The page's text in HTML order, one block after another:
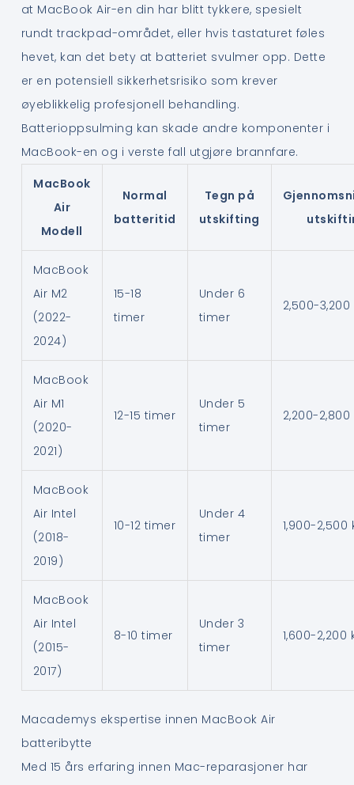
at MacBook Air-en din har blitt tykkere, spesielt
rundt trackpad-området, eller hvis tastaturet føles
hevet, kan det bety at batteriet svulmer opp. Dette
er en potensiell sikkerhetsrisiko som krever
øyeblikkelig profesjonell behandling.
Batterioppsulming kan skade andre komponenter i
MacBook-en og i verste fall utgjøre brannfare.
MacBook
Air
Modell
Normal
batteritid
Tegn på
utskifting
MacBook
Air M2
(2022-
2024)
15-18
timer
Under 6
timer
2,500-3,200
MacBook
Air M1
(2020-
2021)
12-15 timer
Under 5
timer
2,200-2,800
MacBook
Air Intel
(2018-
2019)
10-12 timer
Under 4
timer
1,900-2,500
MacBook
Air Intel
(2015-
2017)
8-10 timer
Under 3
timer
1,600-2,200
Macademys ekspertise innen MacBook Air
batteribytte
Med 15 års erfaring innen Mac-reparasjoner har